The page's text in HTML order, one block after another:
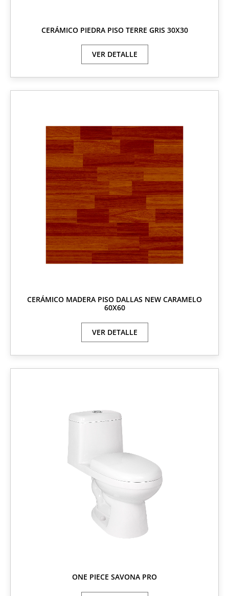
CERÁMICO PIEDRA PISO TERRE GRIS 30X30
VER DETALLE
CERÁMICO MADERA PISO DALLAS NEW CARAMELO
60X60
VER DETALLE
ONE PIECE SAVONA PRO